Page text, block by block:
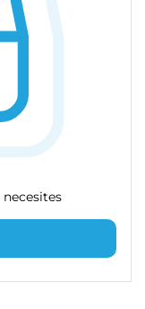
necesites